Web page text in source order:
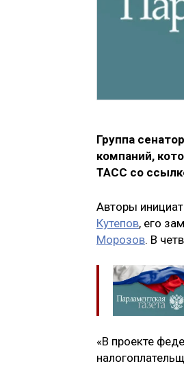
Группа
компаний,
ТАСС со
Авторы
Кутепов, его
Морозов. В
«В проекте